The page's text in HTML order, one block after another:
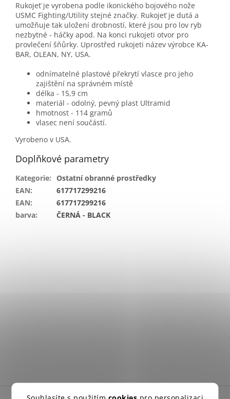
Rukojeť je vyrobena podle ikonického bojového nože
USMC Fighting/Utility stejné značky. Rukojeť je dutá a
umožňuje tak uložení drobností, které jsou pro lov ryb
nezbytné - háčky apod. Na konci rukojeti otvor pro
provlečení šňůrky. Uprostřed rukojeti název výrobce KA-
BAR, OLEAN, NY, USA.
odnímatelné plastové překrytí vlasce pro jeho
zajištění na správném místě
délka - 15,9 cm
materiál - odolný, pevný plast Ultramid
hmotnost - 114 gramů
vlasec není součástí.
Vyrobeno v USA.
Doplňkové parametry
Kategorie: Ostatní obranné prostředky
EAN:
617717299216
EAN:
617717299216
barva: ČERNÁ - BLACK